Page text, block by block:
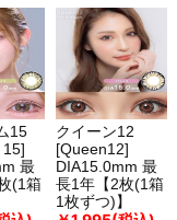
15
最
(1箱
クイーン12
[Queen12]
DIA15.0mm 最
長1年【2枚(1箱
1枚ずつ)】